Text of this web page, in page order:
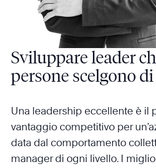
Sviluppare leader
persone scelgono
Una leadership eccellente è il
vantaggio competitivo per
data dal comportamento
manager di ogni livello. I